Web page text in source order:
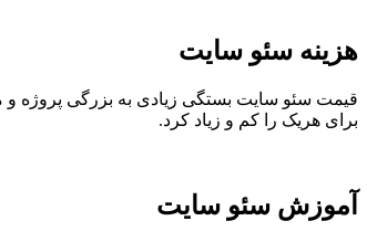
هزینه سئو سایت
قیمت سئو سایت بستگی زیادی به بزرگی پروژه و
برای هریک را کم و زیاد کرد.
آموزش سئو سایت